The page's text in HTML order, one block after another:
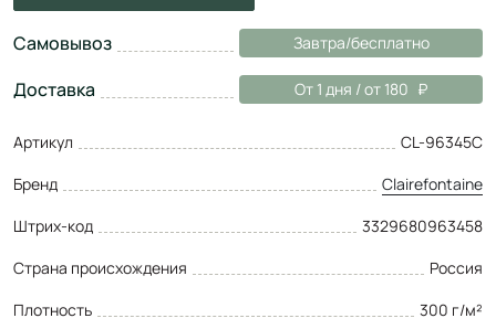
Самовывоз Завтра/бесплатно
Доставка От 1 дня / от 180
Артикул
CL-96345C
Бренд
Clairefontaine
Штрих-код
3329680963458
Страна происхождения
Россия
Плотность
300 г/м²